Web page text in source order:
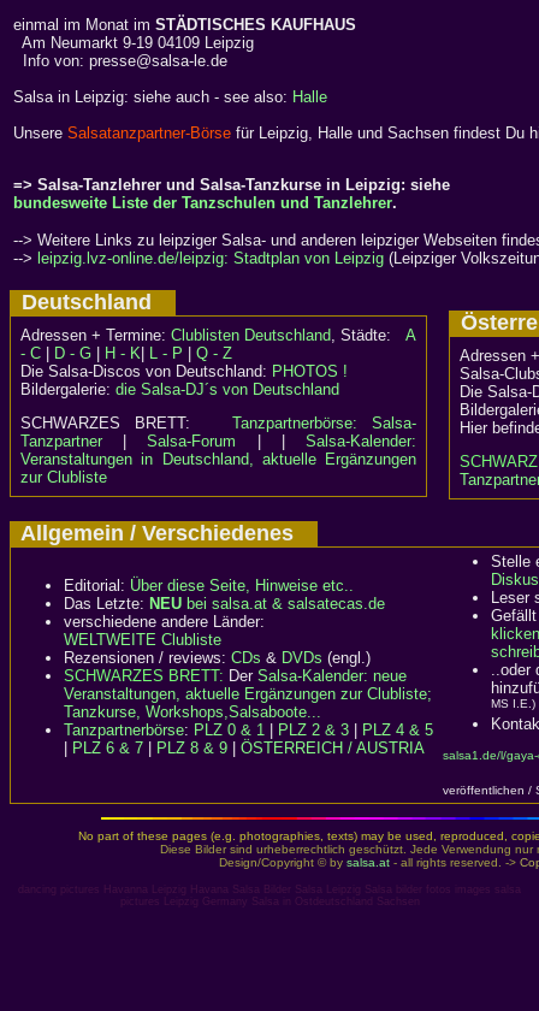
einmal im Monat im STÄDTISCHES KAUFHAUS
Am Neumarkt 9-19 04109 Leipzig
Info von: presse@salsa-le.de
Salsa in Leipzig: siehe auch - see also: Halle
Unsere Salsatanzpartner-Börse für Leipzig, Halle und Sachsen findest Du
=> Salsa-Tanzlehrer und Salsa-Tanzkurse in Leipzig: siehe
bundesweite Liste der Tanzschulen und Tanzlehrer.
--> Weitere Links zu leipziger Salsa- und anderen leipziger Webseiten
--> leipzig.lvz-online.de/leipzig: Stadtplan von Leipzig (Leipziger
Deutschland
Adressen + Termine: Clublisten Deutschland, Städte: A
- C
D - G H - K L - P
Q - Z
Die Salsa-Discos von Deutschland: PHOTOS !
Bildergalerie: die Salsa-DJ´s von Deutschland
SCHWARZES BRETT:Tanzpartnerbörse: Salsa-
Tanzpartner|Salsa-Forum | |Salsa-Kalender:
Veranstaltungen in Deutschland, aktuelle Ergänzungen
zur Clubliste
Adressen
Salsa-
Die
Hier
Allgemein / Verschiedenes
Editorial: Über diese Seite, Hinweise etc..
Das Letzte: NEU bei salsa.at & salsatecas.de
verschiedene andere Länder:
WELTWEITE Clubliste
Rezensionen / reviews: CDs & DVDs (engl.)
SCHWARZES BRETT: Der Salsa-Kalender: neue
Veranstaltungen, aktuelle Ergänzungen zur Clubliste;
Tanzkurse, Workshops,Salsaboote...
Tanzpartnerbörse: PLZ 0 & 1 PLZ 2 & 3
PLZ 4 & 5
PLZ 6 & 7 PLZ 8 & 9 ÖSTERREICH / AUSTRIA
Stelle
Leser
klicken
..oder
MS I.E.)
salsa1.de/l/
veröffentlichen /
No part of these pages (e.g. photographies, texts) may be used, reproduced,
Diese Bilder sind urheberrechtlich geschützt. Jede Verwendung
Design/Copyright © by salsa.at - all rights reserved. ->
dancing pictures Havanna Leipzig Havana Salsa Bilder Salsa Leipzig Salsa bilder fotos images salsa
pictures Leipzig Germany Salsa in Ostdeutschland Sachsen